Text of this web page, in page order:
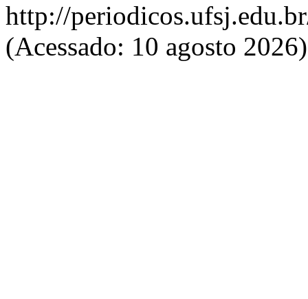
http://
(Acessado: 10 agosto